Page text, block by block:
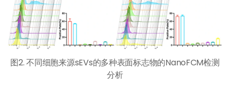
图2. 不同细胞来源sEVs的多种表面标志物的NanoFCM检测
分析